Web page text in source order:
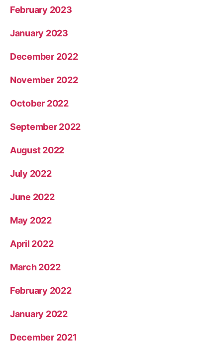
February 2023
January 2023
December 2022
November 2022
October 2022
September 2022
August 2022
July 2022
June 2022
May 2022
April 2022
March 2022
February 2022
January 2022
December 2021